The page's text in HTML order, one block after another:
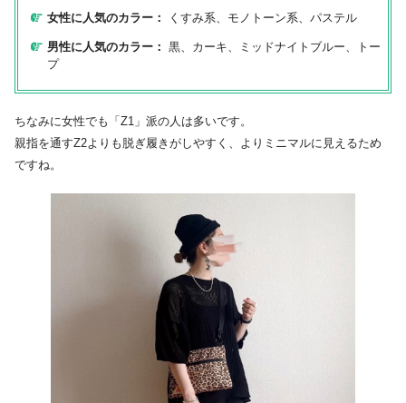
女性に人気のカラー： くすみ系、モノトーン系、パステル
男性に人気のカラー： 黒、カーキ、ミッドナイトブルー、トー
プ
ちなみに女性でも「Z1」派の人は多いです。
親指を通すZ2よりも脱ぎ履きがしやすく、よりミニマルに見えるため
ですね。